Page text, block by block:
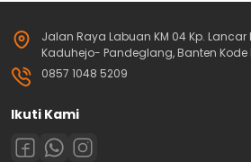
Jalan Raya Labuan KM 04 Kp.
Kaduhejo- Pandeglang, Banten Kode
0857 1048 5209
Ikuti Kami